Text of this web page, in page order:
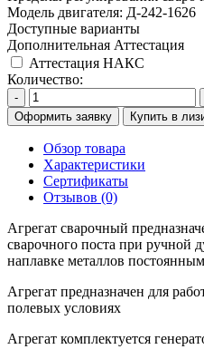
Модель двигателя: Д-242-1626
Доступные варианты
Дополнительная Аттестация
Аттестация НАКС
Количество:
-
Оформить заявку
Купить в
Обзор товара
Характеристики
Сертификаты
Отзывов (0)
Агрегат сварочный
сварочного поста при ручной
наплавке металлов
Агрегат предназначен для
полевых условиях
Агрегат комплектуется